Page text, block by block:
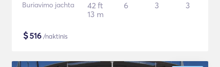
Buriavimo jachta
42 ft
13 m
6 3 3
$516 /naktinis